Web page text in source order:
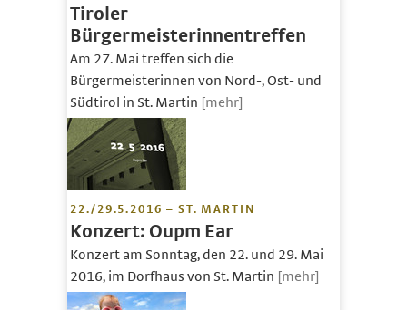
Tiroler
Bürgermeisterinnentreffen
Am 27. Mai treffen sich die
Bürgermeisterinnen von Nord-, Ost- und
Südtirol in St. Martin [mehr]
22./29.5.2016 – ST. MARTIN
Konzert: Oupm Ear
Konzert am Sonntag, den 22. und 29. Mai
2016, im Dorfhaus von St. Martin [mehr]